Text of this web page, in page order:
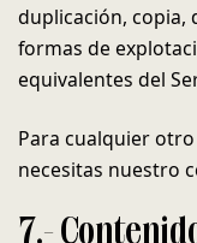
duplicación, copia,
formas de
equivalentes del
Para cualquier
necesitas nuestro
7.-